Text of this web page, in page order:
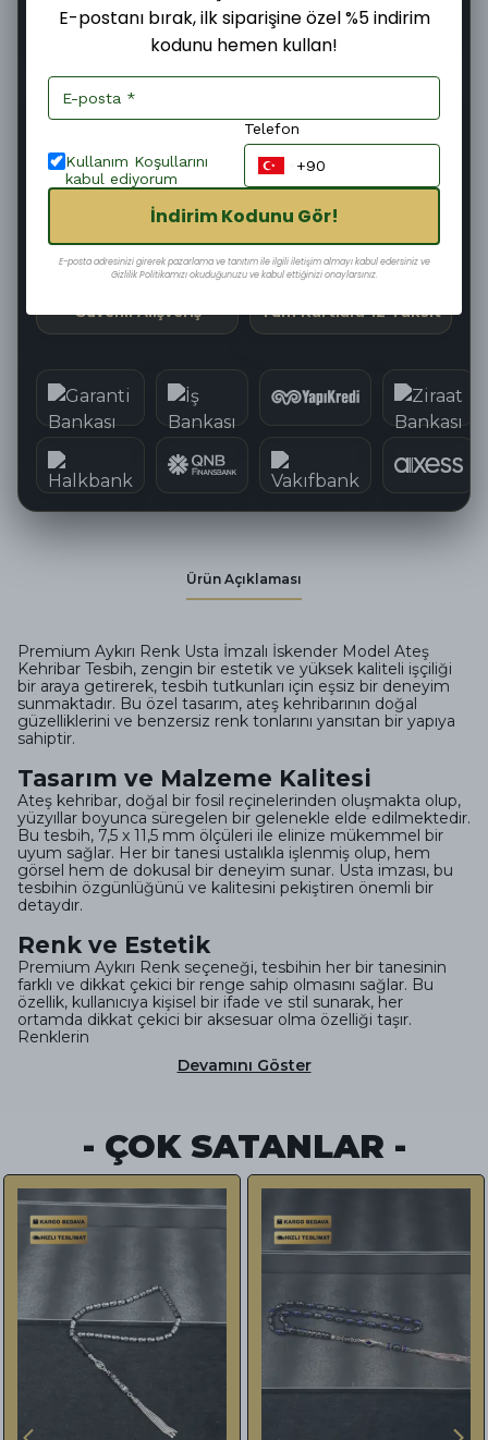
Sipariş ver
Kargoya
Teslim edilir
Kargoya Teslim Edilmesine 62:05:35
Güvenli Alışveriş Tüm Kartlara 12 Taksit
Ürün Açıklaması
Premium Aykırı Renk Usta İmzalı İskender Model Ateş
Kehribar Tesbih, zengin bir estetik ve yüksek kaliteli işçiliği
bir araya getirerek, tesbih tutkunları için eşsiz bir deneyim
sunmaktadır. Bu özel tasarım, ateş kehribarının doğal
güzelliklerini ve benzersiz renk tonlarını yansıtan bir yapıya
sahiptir.
Tasarım ve Malzeme Kalitesi
Ateş kehribar, doğal bir fosil reçinelerinden oluşmakta olup,
yüzyıllar boyunca süregelen bir gelenekle elde edilmektedir.
Bu tesbih, 7,5 x 11,5 mm ölçüleri ile elinize mükemmel bir
uyum sağlar. Her bir tanesi ustalıkla işlenmiş olup, hem
görsel hem de dokusal bir deneyim sunar. Usta imzası, bu
tesbihin özgünlüğünü ve kalitesini pekiştiren önemli bir
detaydır.
Renk ve Estetik
Premium Aykırı Renk seçeneği, tesbihin her bir tanesinin
farklı ve dikkat çekici bir renge sahip olmasını sağlar. Bu
özellik, kullanıcıya kişisel bir ifade ve stil sunarak, her
ortamda dikkat çekici bir aksesuar olma özelliği taşır.
Renklerin
Devamını Göster
- ÇOK SATANLAR -
E-postanı bırak, ilk siparişine özel %5 indirim
kodunu hemen kullan!
Kullanım Koşullarını
kabul ediyorum
Telefon
İndirim Kodunu Gör!
E-posta adresinizi girerek pazarlama ve tanıtım ile ilgili iletişim almayı kabul edersiniz ve
Gizlilik Politikamızı okuduğunuzu ve kabul ettiğinizi onaylarsınız.